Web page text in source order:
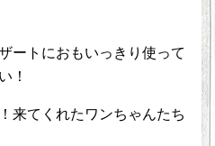
ートにおもいっきり使って
！
来てくれたワンちゃんたち